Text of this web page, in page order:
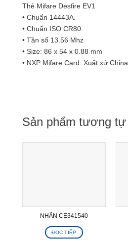
Thẻ Mifare Desfire EV1
• Chuẩn 14443A.
• Chuẩn ISO CR80.
• Tần số 13.56 Mhz
• Size: 86 x 54 x 0.88 mm
• NXP Mifare Card. Xuất xứ China
Sản phẩm tương tự
NHÃN CE341540
ĐỌC TIẾP